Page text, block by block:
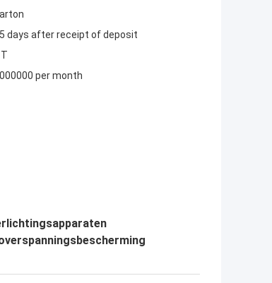
days after receipt of deposit
per month